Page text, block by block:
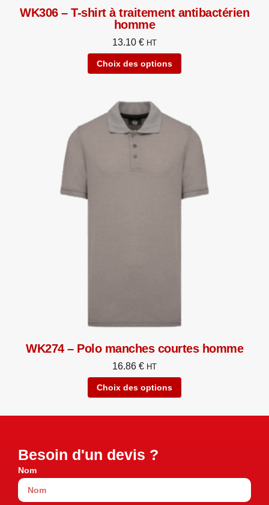
WK306 – T-shirt à traitement antibactérien
homme
13.10 € HT
Choix des options
WK274 – Polo manches courtes homme
16.86 € HT
Choix des options
Besoin d'un devis ?
Nom